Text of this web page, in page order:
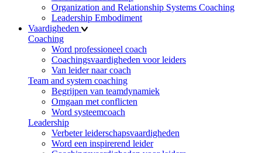
Organization and Relationship Systems Coaching
Leadership Embodiment
Vaardigheden
Coaching
Word professioneel coach
Coachingsvaardigheden voor leiders
Van leider naar coach
Team and system coaching
Begrijpen van teamdynamiek
Omgaan met conflicten
Word systeemcoach
Leadership
Verbeter leiderschapsvaardigheden
Word een inspirerend leider